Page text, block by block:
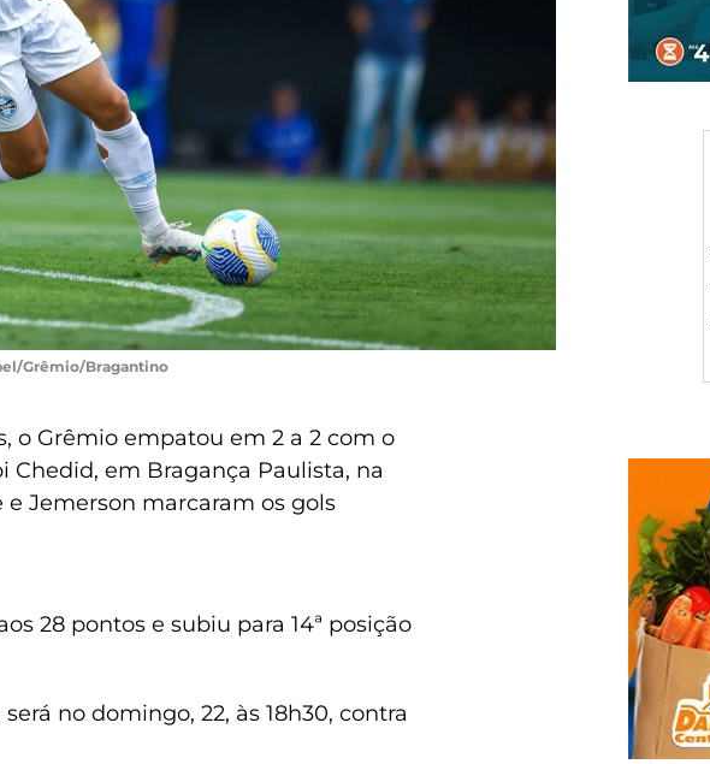
Grêmio/Bragantino
o Grêmio empatou em 2 a 2 com o
Chedid, em Bragança Paulista, na
Jemerson marcaram os gols
28 pontos e subiu para 14ª posição
no domingo, 22, às 18h30, contra